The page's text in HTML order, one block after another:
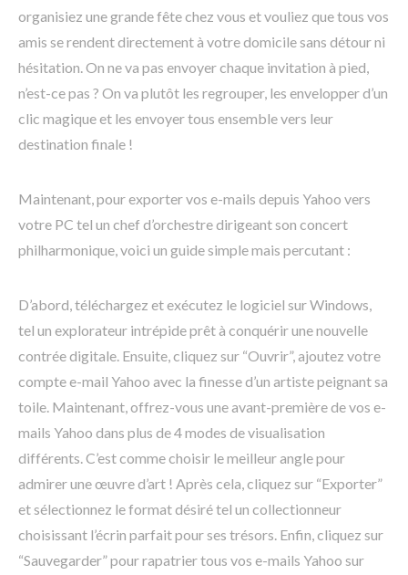
organisiez une grande fête chez vous et vouliez que tous vos
amis se rendent directement à votre domicile sans détour ni
hésitation. On ne va pas envoyer chaque invitation à pied,
n’est-ce pas ? On va plutôt les regrouper, les envelopper d’un
clic magique et les envoyer tous ensemble vers leur
destination finale !
Maintenant, pour exporter vos e-mails depuis Yahoo vers
votre PC tel un chef d’orchestre dirigeant son concert
philharmonique, voici un guide simple mais percutant :
D’abord, téléchargez et exécutez le logiciel sur Windows,
tel un explorateur intrépide prêt à conquérir une nouvelle
contrée digitale. Ensuite, cliquez sur “Ouvrir”, ajoutez votre
compte e-mail Yahoo avec la finesse d’un artiste peignant sa
toile. Maintenant, offrez-vous une avant-première de vos e-
mails Yahoo dans plus de 4 modes de visualisation
différents. C’est comme choisir le meilleur angle pour
admirer une œuvre d’art ! Après cela, cliquez sur “Exporter”
et sélectionnez le format désiré tel un collectionneur
choisissant l’écrin parfait pour ses trésors. Enfin, cliquez sur
“Sauvegarder” pour rapatrier tous vos e-mails Yahoo sur